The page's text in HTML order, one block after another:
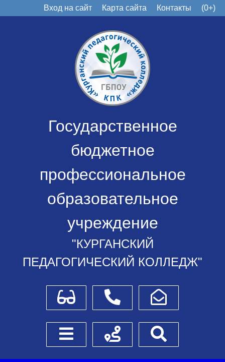
Вход на сайт Карта сайта Контакты (0+)
Государственное
бюджетное
профессиональное
образовательное
учреждение
"КУРГАНСКИЙ
ПЕДАГОГИЧЕСКИЙ КОЛЛЕДЖ"
Для слабовидящихТелефоныНаписать обращение
Боковое менюСхема проезда